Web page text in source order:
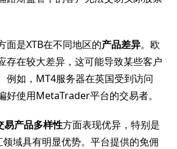
面是XTB在不同地区的产品差异。欧
存在较大差异，这可能导致某些客户
例如，MT4服务器在英国受到访问
好使用MetaTrader平台的交易者。
易产品多样性方面表现优异，特别是
领域具有明显优势。平台提供的免佣